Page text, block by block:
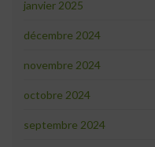
janvier 2025
décembre 2024
novembre 2024
octobre 2024
septembre 2024